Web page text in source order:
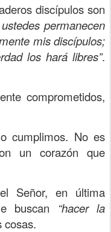
discípulos son
ustedes permanecen
mis discípulos;
los hará libres”.
comprometidos,
cumplimos. No es
un corazón que
Señor, en última
buscan “hacer la
cosas.